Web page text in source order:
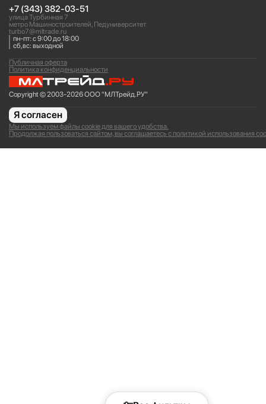
+7 (343) 382-03-51
улица Турбинная 7
метро Машиностроителей, Педуниверситет
turbo7@mltrade.ru
пн-пт: с 9:00 до 18:00
сб,вс: выходной
Copyright © 2003-2026 ООО "МЛТрейд.РУ"
Политика конфиденциальности
Публичная оферта
Мы используем файлы cookie для вашего удобства.
Продолжая пользоваться сайтом, вы соглашаетесь с политикой использования
Я согласен